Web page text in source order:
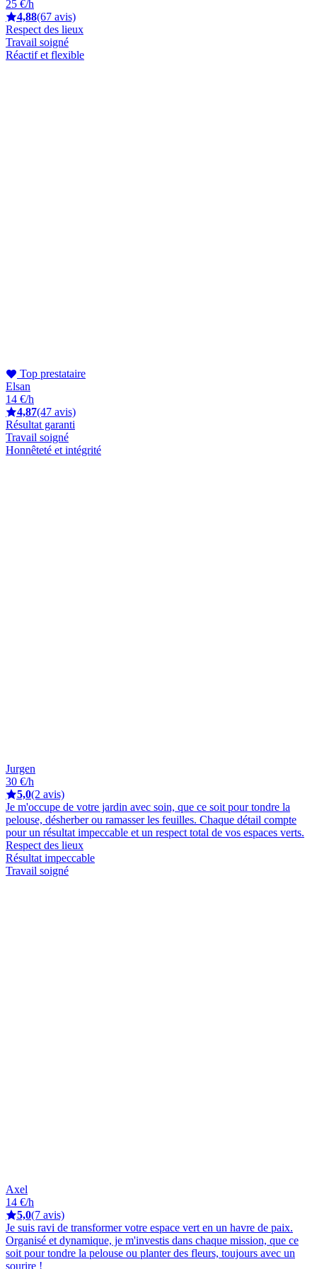
25 €/h
4,88(67 avis)
Respect des lieux
Travail soigné
Réactif et flexible
Top prestataire
Elsan
14 €/h
4,87(47 avis)
Résultat garanti
Travail soigné
Honnêteté et intégrité
Jurgen
30 €/h
5,0(2 avis)
Je m'occupe de votre jardin avec soin, que ce soit pour tondre la
pelouse, désherber ou ramasser les feuilles. Chaque détail compte
pour un résultat impeccable et un respect total de vos espaces verts.
Respect des lieux
Résultat impeccable
Travail soigné
Axel
14 €/h
5,0(7 avis)
Je suis ravi de transformer votre espace vert en un havre de paix.
Organisé et dynamique, je m'investis dans chaque mission, que ce
soit pour tondre la pelouse ou planter des fleurs, toujours avec un
sourire !